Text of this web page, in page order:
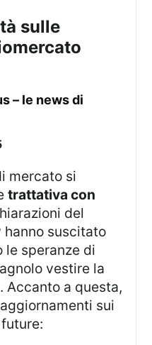
trattativa con
del
suscitato
le speranze di
vestire la
. Accanto a questa,
sui